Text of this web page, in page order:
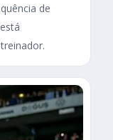
de